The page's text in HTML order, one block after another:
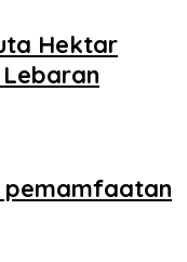
Hektar
pemamfaatan